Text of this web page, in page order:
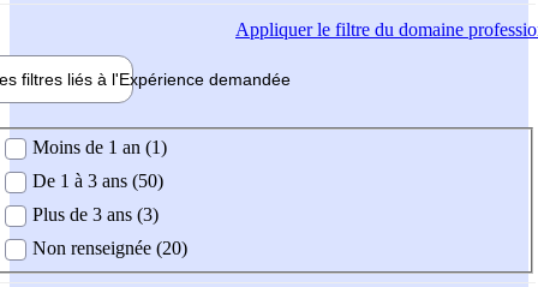
Appliquerle filtre du domaine
filtres liés à l'Expérience demandée
demandée
Moins de 1 an (1)
De 1 à 3 ans (50)
Plus de 3 ans (3)
Non renseignée (20)